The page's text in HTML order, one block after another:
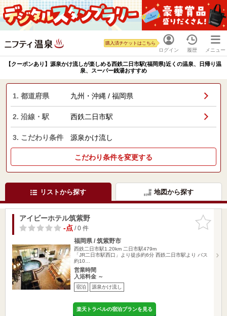
ログイン
購入済チケットはこちら
履歴 メニュー
【クーポンあり】源泉かけ流しが楽しめる西鉄二日市駅(福岡県)近くの温泉、日帰り温
泉、スーパー銭湯おすすめ
1. 都道府県 九州・沖縄 / 福岡県
2. 沿線・駅 西鉄二日市駅
3. こだわり条件 源泉かけ流し
こだわり条件を変更する
リストから探す 地図から探す
お気に入
りに追加
アイビーホテル筑紫野
-点/ 0 件
福岡県 / 筑紫野市
西鉄二日市駅1.20km 二日市駅479m
「JR二日市駅西口」より徒歩約6分 西鉄二日市駅より バス
約10…
営業時間
入浴料金 ～
宿泊 源泉かけ流し
楽天トラベルの宿泊プランを見る